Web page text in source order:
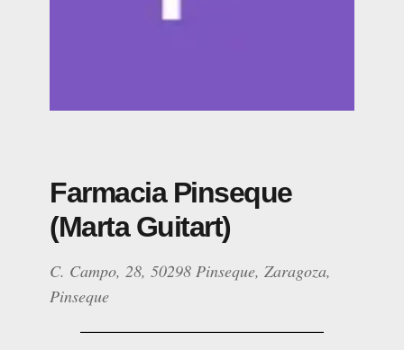
Farmacia Pinseque
(Marta Guitart)
C. Campo, 28, 50298 Pinseque, Zaragoza,
Pinseque